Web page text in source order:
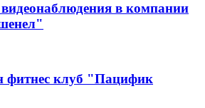
в компании
фитнес клуб "Пацифик